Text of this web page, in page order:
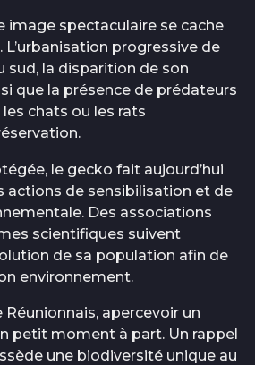
image spectaculaire se cache
L’urbanisation progressive de
sud, la disparition de son
que la présence de prédateurs
chats ou les rats
le gecko fait aujourd’hui
actions de sensibilisation et de
Des associations
scientifiques suivent
de sa population afin de
environnement.
apercevoir un
petit moment à part. Un rappel
une biodiversité unique au